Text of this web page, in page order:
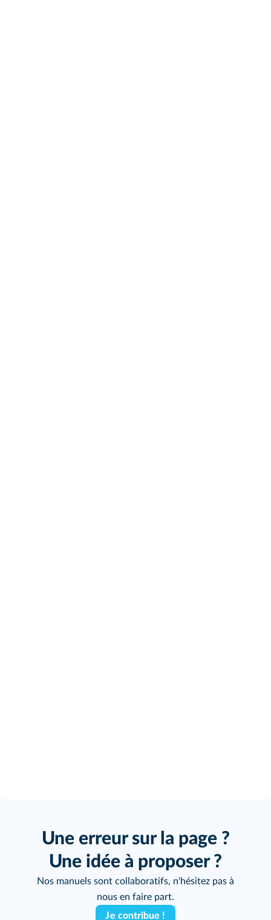
Une erreur sur la page ?
Une idée à proposer ?
Nos manuels sont collaboratifs, n'hésitez pas à
nous en faire part.
Je contribue !